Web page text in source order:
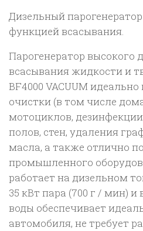
Дизельный
функцией всасывания.
Парогенератор высокого
всасывания жидкости и
BF4000 VACUUM
очистки (в том числе
мотоциклов,
полов, стен, удаления
масла, а также отлично
промышленного
работает на дизельном
35 кВт пара (700 г / мин) и
воды обеспечивает
автомобиля, не требует